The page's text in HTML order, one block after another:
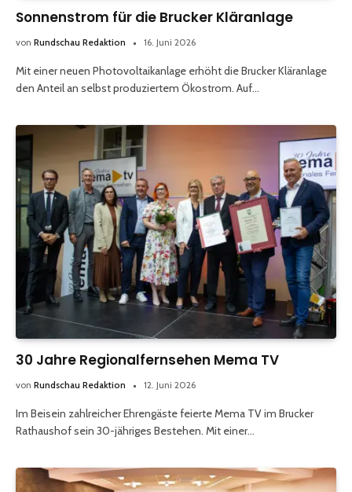
Sonnenstrom für die Brucker Kläranlage
von Rundschau Redaktion 16. Juni 2026
Mit einer neuen Photovoltaikanlage erhöht die Brucker Kläranlage
den Anteil an selbst produziertem Ökostrom. Auf…
30 Jahre Regionalfernsehen Mema TV
von Rundschau Redaktion 12. Juni 2026
Im Beisein zahlreicher Ehrengäste feierte Mema TV im Brucker
Rathaushof sein 30-jähriges Bestehen. Mit einer…